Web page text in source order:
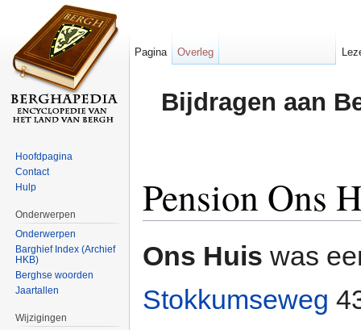
Bijdragen aan
Pension Ons
Ons Huis was
Stokkumseweg
Pagina Overleg
Hoofdpagina
Contact
Hulp
Onderwerpen
Onderwerpen
Barghief Index (Archief
HKB)
Berghse woorden
Jaartallen
Wijzigingen